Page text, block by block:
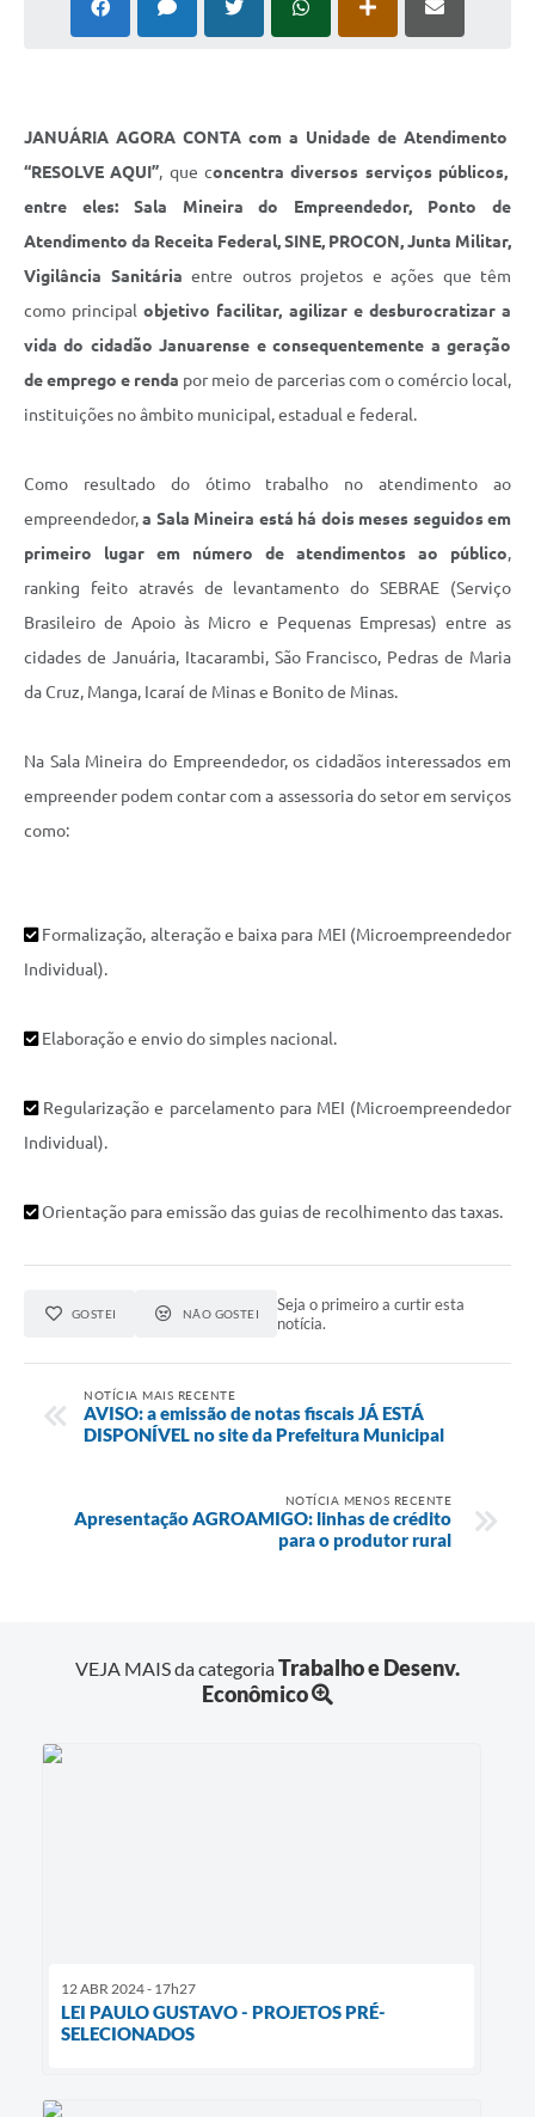
Cavernas do Peruaçu
Notícias
Arquivos para Download
Diário Oficial
Links
Serviços Online
SIC
Contato
JANUÁRIA AGORA CONTA com a Unidade de Atendimento
“RESOLVE AQUI”, que concentra diversos serviços públicos,
entre eles: Sala Mineira do Empreendedor, Ponto de
Atendimento da Receita Federal, SINE, PROCON, Junta Militar,
Vigilância Sanitária entre outros projetos e ações que têm
como principalobjetivo facilitar, agilizar e desburocratizar a
vida do cidadão Januarense e consequentemente a geração
de emprego e renda por meio de parcerias com o comércio local,
instituições no âmbito municipal, estadual e federal.
Como resultado do ótimo trabalho no atendimento ao
empreendedor,a Sala Mineira está há dois meses seguidos em
primeiro lugar em número de atendimentos ao público,
ranking feito através de levantamento do SEBRAE (Serviço
Brasileiro de Apoio às Micro e Pequenas Empresas) entre as
cidades de Januária, Itacarambi, São Francisco, Pedras de Maria
da Cruz, Manga, Icaraí de Minas e Bonito de Minas.
Na Sala Mineira do Empreendedor, os cidadãos interessados em
empreender podem contar com a assessoria do setor em serviços
como:
Formalização, alteração e baixa para MEI (Microempreendedor
Individual).
Elaboração e envio do simples nacional.
Regularização e parcelamento para MEI (Microempreendedor
Individual).
Orientação para emissão das guias de recolhimento das taxas.
GOSTEI NÃO GOSTEI
Seja o primeiro a curtir esta
notícia.
NOTÍCIA MAIS RECENTE
AVISO: a emissão de notas fiscais JÁ ESTÁ
DISPONÍVEL no site da Prefeitura Municipal
NOTÍCIA MENOS RECENTE
Apresentação AGROAMIGO: linhas de crédito
para o produtor rural
VEJA MAIS da categoriaTrabalho e Desenv.
Econômico
12 ABR 2024 - 17h27
LEI PAULO GUSTAVO - PROJETOS PRÉ-
SELECIONADOS